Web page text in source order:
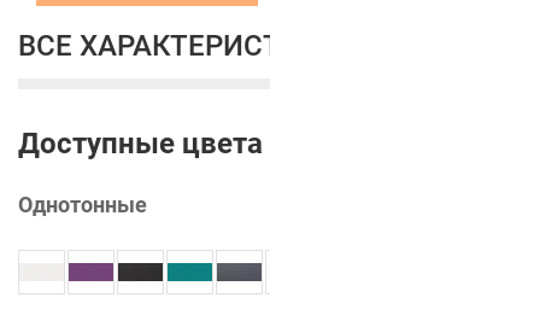
ВСЕ ХАРАКТЕРИСТИКИ
Доступные цвета
Однотонные